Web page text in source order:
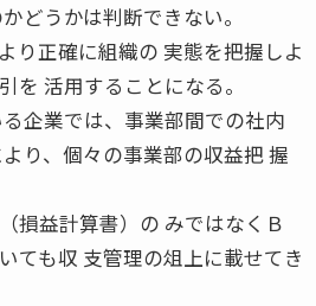
どうかは判断できない。
り正確に組織の 実態を把握しよ
を 活用することになる。
企業では、事業部間での社内
り、個々の事業部の収益把 握
損益計算書）の みではなくＢ
ても収 支管理の俎上に載せてき